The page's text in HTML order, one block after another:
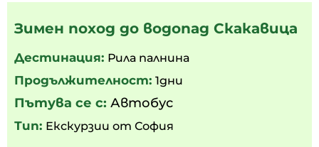
Зимен поход до водопад Скакавица
Дестинация: Рила палнина
Продължителност: 1дни
Пътува се с: Автобус
Тип: Екскурзии от София